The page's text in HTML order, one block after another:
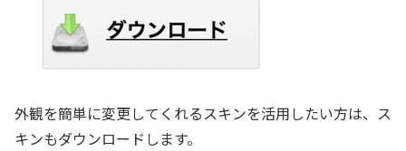
外観を簡単に変更してくれるスキンを活用したい方は、ス
キンもダウンロードします。